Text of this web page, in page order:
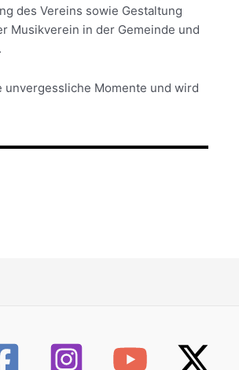
des Vereins sowie Gestaltung
Musikverein in der Gemeinde und
Momente und wird